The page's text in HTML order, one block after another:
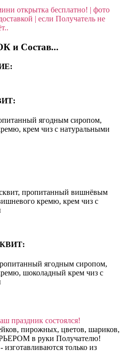
открытка бесплатно! | фото
| если Получатель не
и Состав...
ягодным сиропом,
крем чиз с натуральными
пропитанный вишнёвым
кремю, крем чиз с
ягодным сиропом,
шоколадный крем чиз с
праздник состоялся!
пирожных, цветов, шариков,
в руки Получателю!
изготавливаются только из